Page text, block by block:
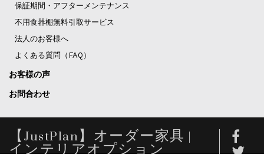
保証期間・アフターメンテナンス
不用食器棚無料引取サービス
法人のお客様へ
よくある質問（FAQ）
お客様の声
お問合わせ
【JustPlan】オーダー家具 |
インテリアオプション